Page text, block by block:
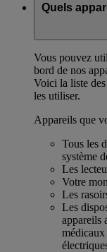
Quels
Vous pouvez
bord de nos
Voici la liste
les utiliser.
Appareils que
Tous les
système
Les
Votre
Les
Les
appareils
médicaux